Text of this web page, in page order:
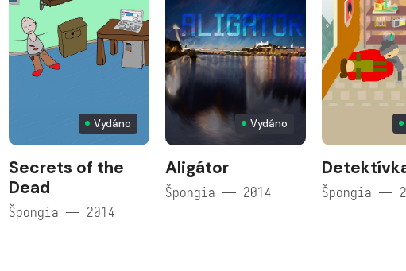
Vydáno
Secrets of the
Dead
Špongia — 2014
Vydáno
Aligátor
Špongia — 2014 Špongia —